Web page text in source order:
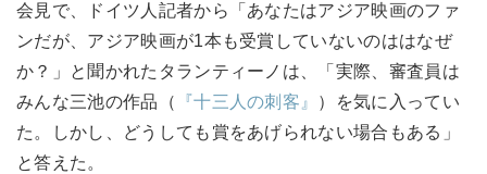
会見で、ドイツ人記者から「あなたはアジア映画のファ
ンだが、アジア映画が1本も受賞していないのははなぜ
か？」と聞かれたタランティーノは、「実際、審査員は
みんな三池の作品（
『十三人の刺客』 ）を気に入ってい
た。しかし、どうしても賞をあげられない場合もある」
と答えた。